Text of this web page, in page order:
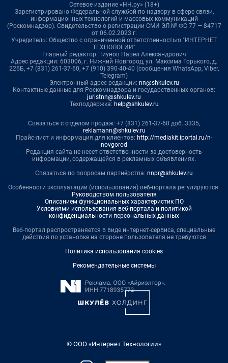
Сетевое издание «НН.ру» (18+)
Зарегистрировано Федеральной службой по надзору в сфере связи,
информационных технологий и массовых коммуникаций
(Роскомнадзор). Свидетельство о регистрации СМИ ЭЛ № ФС 77 — 84717
от 06.02.2023 г.
Учредитель: Общество с ограниченной ответственностью "ИНТЕРНЕТ
ТЕХНОЛОГИИ"
Главный редактор: Тиунов Павел Александрович
Адрес редакции: 603006, г. Нижний Новгород, ул. Максима Горького, д.
226Б, +7 (831) 261-37-60, +7 (910) 390-40-40 (сообщения WhatsApp, Viber,
Telegram)
Электронный адрес редакции: nn@shkulev.ru
Контактные данные для Роскомнадзора и государственных органов:
juristnn@shkulev.ru
Техподдержка: help@shkulev.ru
Связаться с отделом продаж: +7 (831) 261-37-60 доб. 3335,
reklamann@shkulev.ru
Прайс-лист и информация для клиентов: http://mediakit.iportal.ru/n-
novgorod
Редакция сайта не несет ответственности за достоверность
информации, содержащейся в рекламных объявлениях.
Связаться по вопросам партнёрства: nnpr@shkulev.ru
Особенности эксплуатации (использования) веб-портала регулируются:
Руководством пользователя
Описанием функциональных характеристик ПО
Условиями использования веб-портала и политикой
конфиденциальности персональных данных
Веб-портал распространяется в виде интернет-сервиса, специальные
действия по установке на стороне пользователя не требуются
Политика использования cookies
Рекомендательные системы
© ООО «Интернет Технологии»